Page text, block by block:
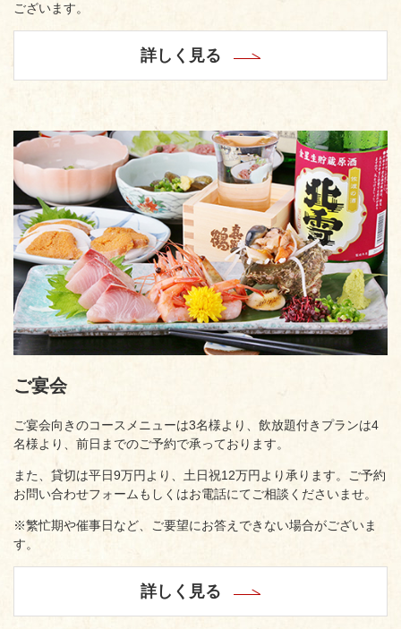
ございます。
詳しく見る
ご宴会
ご宴会向きのコースメニューは3名様より、飲放題付きプランは4
名様より、前日までのご予約で承っております。
また、貸切は平日9万円より、土日祝12万円より承ります。ご予約
お問い合わせフォームもしくはお電話にてご相談くださいませ。
※繁忙期や催事日など、ご要望にお答えできない場合がございま
す。
詳しく見る